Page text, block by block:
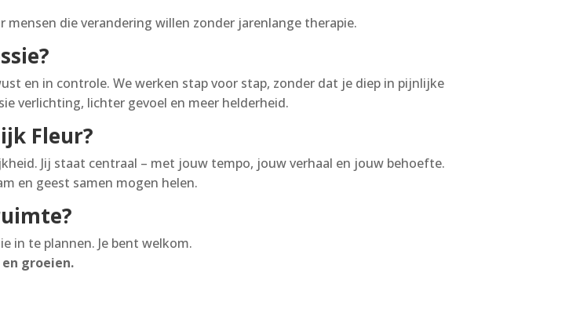
die verandering willen zonder jarenlange therapie.
en in controle. We werken stap voor stap, zonder dat je diep in pijnlijke
verlichting, lichter gevoel en meer helderheid.
Fleur?
Jij staat centraal – met jouw tempo, jouw verhaal en jouw behoefte.
en geest samen mogen helen.
in te plannen. Je bent welkom.
groeien.